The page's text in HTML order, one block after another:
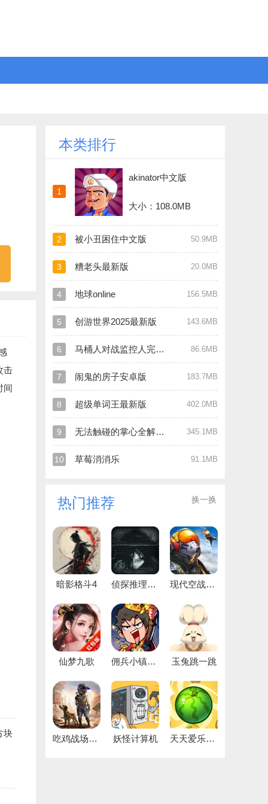
击
间
块
本类排行
1
akinator中文版
大小：108.0MB
2 被小丑困住中文版 50.9MB
3 糟老头最新版 20.0MB
4 地球online 156.5MB
5 创游世界2025最新版 143.6MB
6 马桶人对战监控人完全版 86.6MB
7 闹鬼的房子安卓版 183.7MB
8 超级单词王最新版 402.0MB
9 无法触碰的掌心全解锁版 345.1MB
10 草莓消消乐 91.1MB
热门推荐 换一换
暗影格斗4 侦探推理社手机版 现代空战3D国际版
仙梦九歌 佣兵小镇国际版 玉兔跳一跳
吃鸡战场生存 妖怪计算机 天天爱乐消手机版